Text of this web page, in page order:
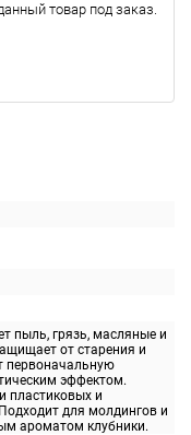
пыль, грязь, масляные и
от старения и
первоначальную
эффектом.
пластиковых и
для молдингов и
ароматом клубники.
товар под заказ.